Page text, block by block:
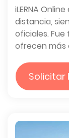
iLERNA
distancia,
oficiales.
ofrecen más
Solicitar